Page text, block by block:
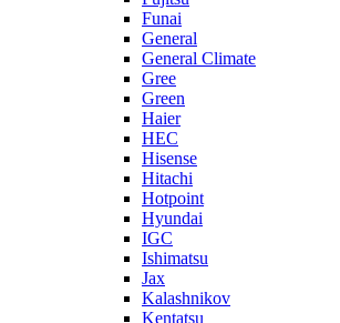
Funai
General
General Climate
Gree
Green
Haier
HEC
Hisense
Hitachi
Hotpoint
Hyundai
IGC
Ishimatsu
Jax
Kalashnikov
Kentatsu